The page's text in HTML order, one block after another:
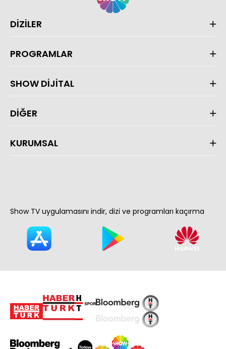
DİZİLER
PROGRAMLAR
SHOW DİJİTAL
DİĞER
KURUMSAL
Show TV uygulamasını indir, dizi ve programları kaçırma